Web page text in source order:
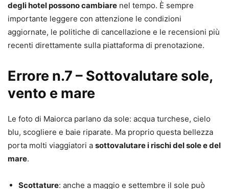
degli hotel possono cambiare nel tempo. È sempre
importante leggere con attenzione le condizioni
aggiornate, le politiche di cancellazione e le recensioni più
recenti direttamente sulla piattaforma di prenotazione.
Errore n.7 – Sottovalutare sole,
vento e mare
Le foto di Maiorca parlano da sole: acqua turchese, cielo
blu, scogliere e baie riparate. Ma proprio questa bellezza
porta molti viaggiatori a sottovalutare i rischi del sole e del
mare.
Scottature: anche a maggio e settembre il sole può